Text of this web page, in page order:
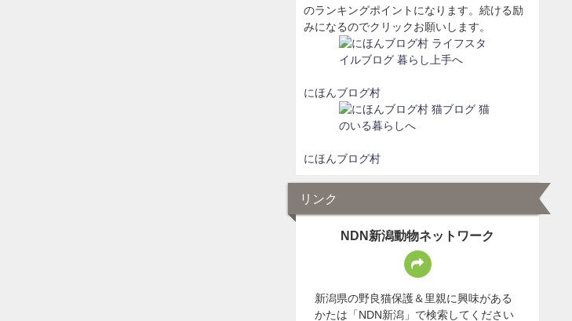
のランキングポイントになります。続ける励
みになるのでクリックお願いします。
にほんブログ村
にほんブログ村
リンク
NDN新潟動物ネットワーク
新潟県の野良猫保護＆里親に興味がある
かたは「NDN新潟」で検索してください